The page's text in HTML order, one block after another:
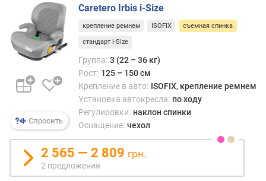
д
а
т
е
д
о
б
л
е
н
и
я
Спросить
Caretero Irbis i-Size
крепление ремнем ISOFIX съемная спинка
стандарт i-Size
Группа: 3 (22 – 36 кг)
Рост: 125 – 150 см
Крепление в авто: ISOFIX, крепление ремнем
Установка автокресла: по ходу
Регулировки: наклон спинки
Оснащение: чехол
2 565 — 2 809 грн.
2 предложения